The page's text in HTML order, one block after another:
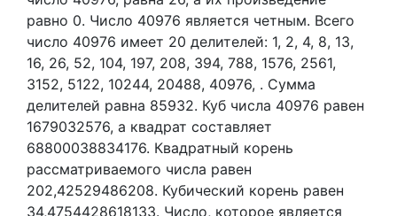
равно 0. Число 40976 является четным. Всего
число 40976 имеет 20 делителей: 1, 2, 4, 8, 13,
16, 26, 52, 104, 197, 208, 394, 788, 1576, 2561,
3152, 5122, 10244, 20488, 40976, . Сумма
делителей равна 85932. Куб числа 40976 равен
1679032576, а квадрат составляет
68800038834176. Квадратный корень
рассматриваемого числа равен
202,42529486208. Кубический корень равен
34,4754428618133. Число, которое является